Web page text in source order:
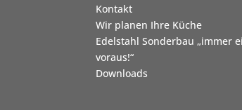
Kontakt
Wir planen Ihre Küche
Edelstahl Sonderbau „immer
voraus!“
Downloads